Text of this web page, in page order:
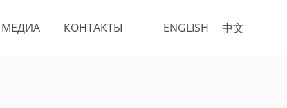
ENGLISH 中文
МЕДИА КОНТАКТЫ